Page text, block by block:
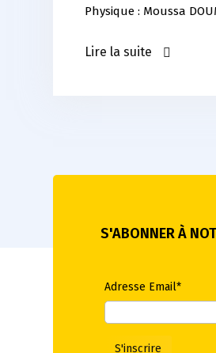
Physique : Moussa
Lire la suite
S'ABONNER À
Adresse Email*